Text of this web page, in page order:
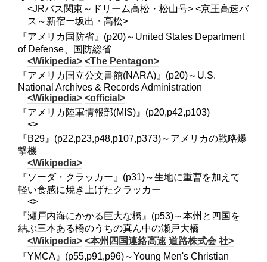
<JRバス関東～ドリーム高松・松山号> <京王高速バ
ス～新宿ー坂出・高松>
『アメリカ国防省』(p20)～United States Department
of Defense、国防総省
<Wikipedia> <The Pentagon>
『アメリカ国立公文書館(NARA)』(p20)～U.S.
National Archives & Records Administration
<Wikipedia> <official>
『アメリカ陸軍情報部(MIS)』(p20,p42,p103)
<>
『B29』(p22,p23,p48,p107,p373)～アメリカの戦略爆
撃機
<Wikipedia>
『ソーダ・クラッカー』(p31)～生地に重曹を加えて
軽い食感に焼き上げたクラッカー
<>
『瀬戸内海にかかる巨大な橋』(p53)～本州と四国を
結ぶ三本ある橋のうちの真ん中の瀬戸大橋
<Wikipedia> <本州四国連絡高速 道路株式会 社>
『YMCA』(p55,p91,p96)～Young Men's Christian